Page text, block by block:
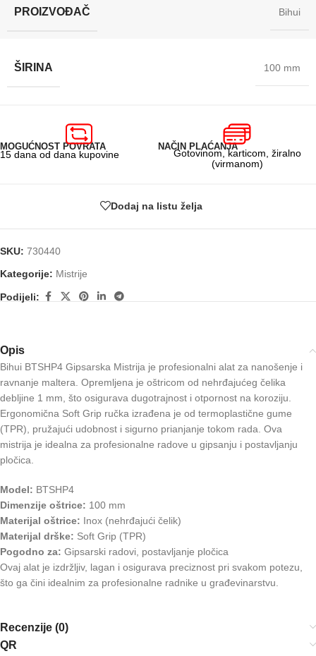
PROIZVOĐAČ Bihui
ŠIRINA 100 mm
MOGUĆNOST POVRATA
15 dana od dana kupovine
NAČIN PLAĆANJA
Gotovinom, karticom, žiralno
(virmanom)
Dodaj na listu želja
SKU: 730440
Kategorije: Mistrije
Podijeli:
Opis
Bihui BTSHP4 Gipsarska Mistrija je profesionalni alat za nanošenje i
ravnanje maltera. Opremljena je oštricom od nehrđajućeg čelika
debljine 1 mm, što osigurava dugotrajnost i otpornost na koroziju.
Ergonomična Soft Grip ručka izrađena je od termoplastične gume
(TPR), pružajući udobnost i sigurno prianjanje tokom rada. Ova
mistrija je idealna za profesionalne radove u gipsanju i postavljanju
pločica.
Model: BTSHP4
Dimenzije oštrice: 100 mm
Materijal oštrice: Inox (nehrđajući čelik)
Materijal drške: Soft Grip (TPR)
Pogodno za: Gipsarski radovi, postavljanje pločica
Ovaj alat je izdržljiv, lagan i osigurava preciznost pri svakom potezu,
što ga čini idealnim za profesionalne radnike u građevinarstvu.
Recenzije (0)
QR